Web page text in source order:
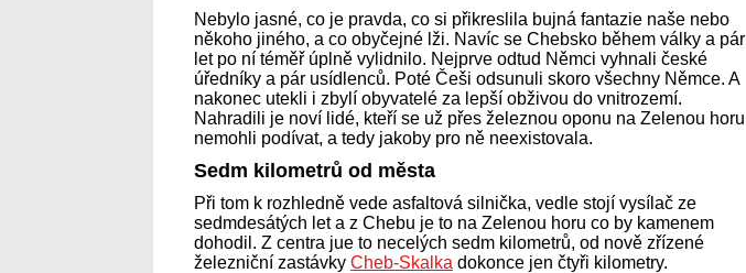
Nebylo jasné, co je pravda, co si přikreslila bujná fantazie naše nebo
někoho jiného, a co obyčejné lži. Navíc se Chebsko během války a pár
let po ní téměř úplně vylidnilo. Nejprve odtud Němci vyhnali české
úředníky a pár usídlenců. Poté Češi odsunuli skoro všechny Němce. A
nakonec utekli i zbylí obyvatelé za lepší obživou do vnitrozemí.
Nahradili je noví lidé, kteří se už přes železnou oponu na Zelenou horu
nemohli podívat, a tedy jakoby pro ně neexistovala.
Sedm kilometrů od města
Při tom k rozhledně vede asfaltová silnička, vedle stojí vysílač ze
sedmdesátých let a z Chebu je to na Zelenou horu co by kamenem
dohodil. Z centra jue to necelých sedm kilometrů, od nově zřízené
železniční zastávky Cheb-Skalka dokonce jen čtyři kilometry.